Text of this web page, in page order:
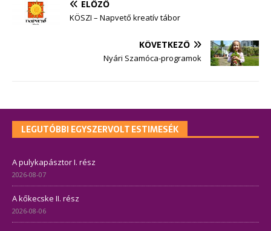
ELŐZŐ
KÖSZI – Napvető kreatív tábor
KÖVETKEZŐ
Nyári Szamóca-programok
LEGUTÓBBI EGYSZERVOLT ESTIMESÉK
A pulykapásztor I. rész
2026-08-07
A kőkecske II. rész
2026-08-06